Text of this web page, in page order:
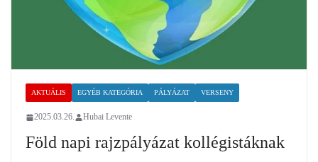
AKTUÁLIS EGYÉB KATEGÓRIA PÁLYÁZAT VERSENY
2025.03.26. Hubai Levente
Föld napi rajzpályázat kollégistáknak